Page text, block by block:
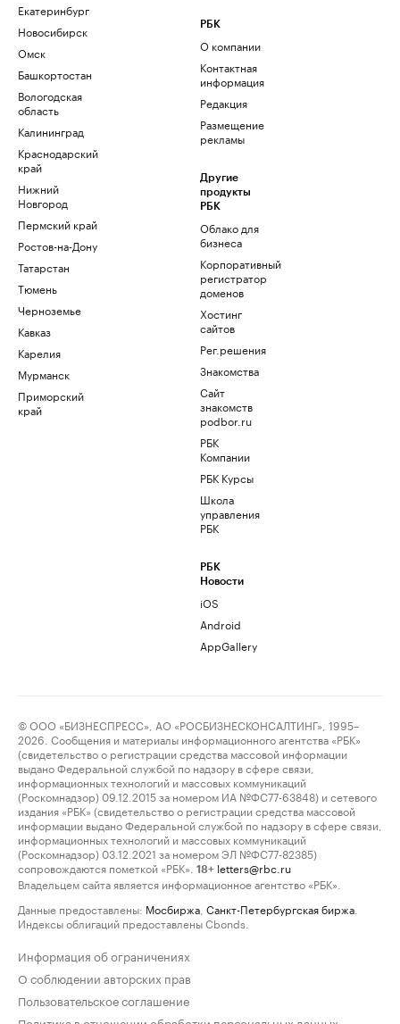
Екатеринбург
Новосибирск
Омск
Башкортостан
Вологодская
область
Калининград
Краснодарский
край
Нижний
Новгород
Пермский край
Ростов-на-Дону
Татарстан
Тюмень
Черноземье
Кавказ
Карелия
Мурманск
Приморский
край
РБК
О компании
Контактная
информация
Редакция
Размещение
рекламы
Другие
продукты
РБК
Облако для
бизнеса
Корпоративный
регистратор
доменов
Хостинг
сайтов
Рег.решения
Знакомства
Сайт
знакомств
podbor.ru
РБК
Компании
РБК Курсы
Школа
управления
РБК
РБК
Новости
iOS
Android
AppGallery
© ООО «БИЗНЕСПРЕСС», АО «РОСБИЗНЕСКОНСАЛТИНГ», 1995–
2026. Сообщения и материалы информационного агентства «РБК»
(свидетельство о регистрации средства массовой информации
выдано Федеральной службой по надзору в сфере связи,
информационных технологий и массовых коммуникаций
(Роскомнадзор) 09.12.2015 за номером ИА №ФС77-63848) и сетевого
издания «РБК» (свидетельство о регистрации средства массовой
информации выдано Федеральной службой по надзору в сфере связи,
информационных технологий и массовых коммуникаций
(Роскомнадзор) 03.12.2021 за номером ЭЛ №ФС77-82385)
сопровождаются пометкой «РБК».
18+ letters@rbc.ru
Владельцем сайта является информационное агентство «РБК».
Данные предоставлены: Мосбиржа Санкт-Петербургская биржа
Индексы облигаций предоставлены Cbonds.
Информация об ограничениях
О соблюдении авторских прав
Пользовательское соглашение